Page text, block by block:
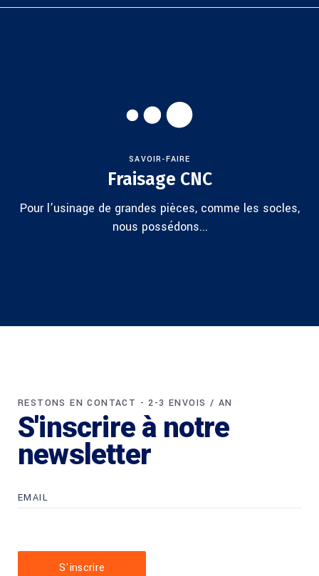
SAVOIR-FAIRE
Fraisage CNC
Pour l’usinage de grandes pièces, comme les socles,
nous possédons...
RESTONS EN CONTACT - 2-3 ENVOIS / AN
S'inscrire à notre
newsletter
S'inscrire